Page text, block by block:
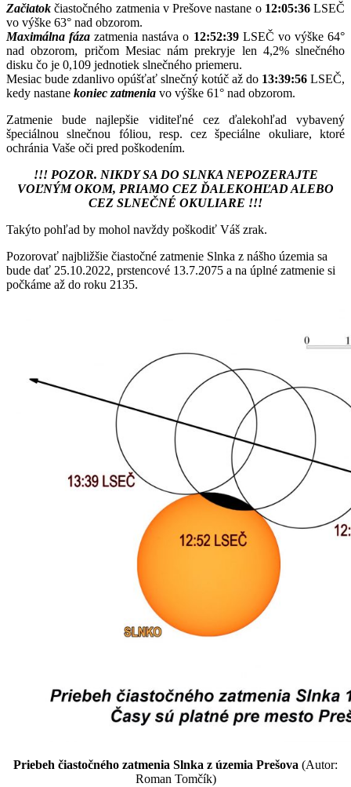
Začiatok čiastočného zatmenia v Prešove nastane o 12:05:36LSEČ
vo výške 63° nad obzorom.
Maximálna fáza zatmenia nastáva o 12:52:39LSEČ vo výške 64°
nad obzorom, pričom Mesiac nám prekryje len 4,2% slnečného
disku čo je 0,109 jednotiek slnečného priemeru.
Mesiac bude zdanlivo opúšťať slnečný kotúč až do 13:39:56 LSEČ,
kedy nastane koniec zatmenia vo výške 61° nad obzorom.
Zatmenie bude najlepšie viditeľné cez ďalekohľad vybavený
špeciálnou slnečnou fóliou, resp. cez špeciálne okuliare, ktoré
ochránia Vaše oči pred poškodením.
!!! POZOR. NIKDY SA DO SLNKA NEPOZERAJTE
VOĽNÝM OKOM, PRIAMO CEZ ĎALEKOHĽAD ALEBO
CEZ SLNEČNÉ OKULIARE !!!
Takýto pohľad by mohol navždy poškodiť Váš zrak.
Pozorovať najbližšie čiastočné zatmenie Slnka z nášho územia sa
bude dať 25.10.2022, prstencové 13.7.2075 a na úplné zatmenie si
počkáme až do roku 2135.
Priebeh čiastočného zatmenia Slnka z územia Prešova (Autor:
Roman Tomčík)